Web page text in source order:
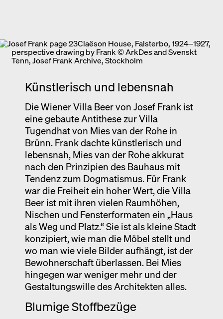
Claëson House, Falsterbo, 1924‒1927,
perspective drawing by Frank © ArkDes and Svenskt
Tenn, Josef Frank Archive, Stockholm
Künstlerisch und lebensnah
Die Wiener Villa Beer von Josef Frank ist
eine gebaute Antithese zur Villa
Tugendhat von Mies van der Rohe in
Brünn. Frank dachte künstlerisch und
lebensnah, Mies van der Rohe akkurat
nach den Prinzipien des Bauhaus mit
Tendenz zum Dogmatismus. Für Frank
war die Freiheit ein hoher Wert, die Villa
Beer ist mit ihren vielen Raumhöhen,
Nischen und Fensterformaten ein „Haus
als Weg und Platz.“ Sie ist als kleine Stadt
konzipiert, wie man die Möbel stellt und
wo man wie viele Bilder aufhängt, ist der
Bewohnerschaft überlassen. Bei Mies
hingegen war weniger mehr und der
Gestaltungswille des Architekten alles.
Blumige Stoffbezüge